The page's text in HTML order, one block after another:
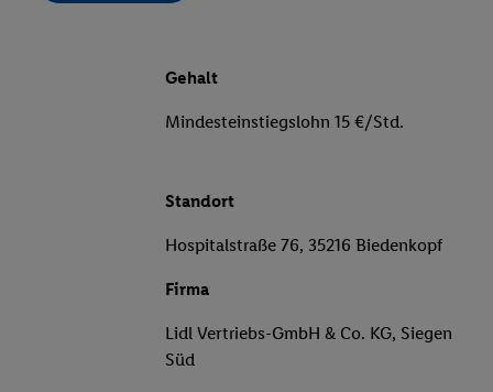
Gehalt
Mindesteinstiegslohn 15 €/Std.
Standort
Hospitalstraße 76, 35216 Biedenkopf
Firma
Lidl Vertriebs-GmbH & Co. KG, Siegen
Süd